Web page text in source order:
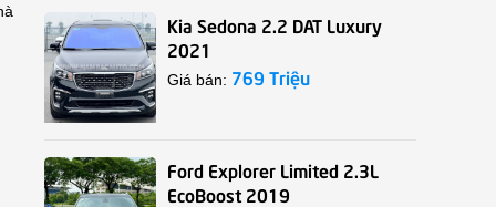
Kia Sedona 2.2 DAT Luxury
2021
Giá bán: 769 Triệu
Ford Explorer Limited 2.3L
EcoBoost 2019